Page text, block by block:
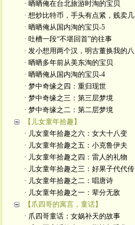
· 晒晒俺在台北旅游时淘的宝贝
· 想炒比特币，手头有点紧，贱卖几
· 晒晒俺从国内淘的宝贝-5
· 吐槽一段“不堪回首”的往事
· 发小想用两个汉，明古董换我的八
· 晒晒多年前从美东淘的宝贝
· 晒晒俺从国内淘的宝贝-4
· 梦中奇缘之四：重归现世
· 梦中奇缘之三：第三层梦境
· 梦中奇缘之二：第二层梦境
【儿女童年拾趣】
· 儿女童年拾趣之六：女大十八变
· 儿女童年拾趣之五：小克鲁伊夫
· 儿女童年拾趣之四：雷人的礼物
· 儿女童年拾趣之三：好果子代代传
· 儿女童年拾趣之二：唱唐诗
· 儿女童年拾趣之一：辈分无敌
【爪四哥的寓言，童话】
· 爪四哥童话：女娲补天的故事